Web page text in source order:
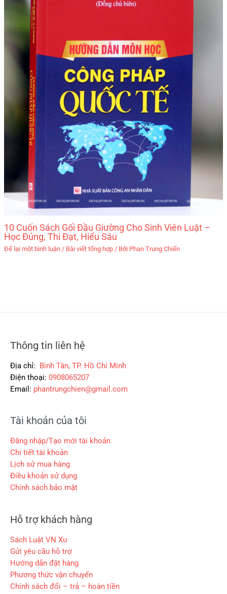
10 Cuốn Sách Gối Đầu Giường Cho Sinh Viên Luật –
Học Đúng, Thi Đạt, Hiểu Sâu
Để lại một bình luận / Bài viết tổng hợp/ Bởi Phan Trung Chiến
Thông tin liên hệ
Địa chỉ: Bình Tân, TP. Hồ Chí Minh
Điện thoại: 0908065207
Email: phantrungchien@gmail.com
Tài khoản của tôi
Đăng nhập/Tạo mới tài khoản
Chi tiết tài khoản
Lịch sử mua hàng
Điều khoản sử dụng
Chính sách bảo mật
Hỗ trợ khách hàng
Sách Luật VN Xu
Gửi yêu cầu hỗ trợ
Hướng dẫn đặt hàng
Phương thức vận chuyển
Chính sách đổi – trả – hoàn tiền